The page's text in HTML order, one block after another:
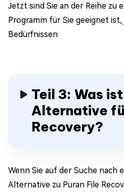
Jetzt sind Sie an der Reihe zu
Programm für Sie geeignet
Bedürfnissen.
Teil 3: Was
Alternative
Recovery?
Wenn Sie auf der Suche nach
Alternative zu Puran File